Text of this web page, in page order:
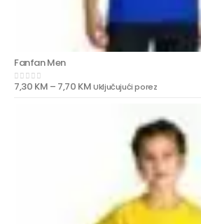
Fanfan Men
0out of 5
7,30 KM – 7,70 KMUključujući porez